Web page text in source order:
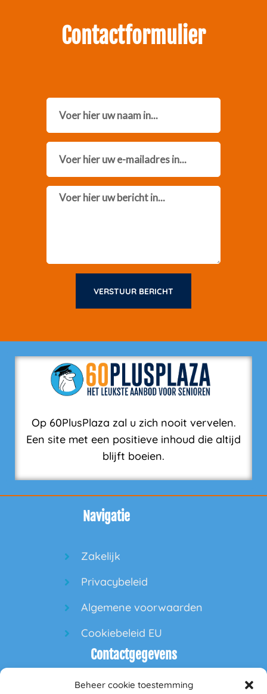
Beheer cookie toestemming
Contactformulier
Message
VERSTUUR BERICHT
Op 60PlusPlaza zal u zich nooit vervelen.
Een site met een positieve inhoud die altijd
blijft boeien.
Navigatie
Zakelijk
Privacybeleid
Algemene voorwaarden
Cookiebeleid EU
Contactgegevens